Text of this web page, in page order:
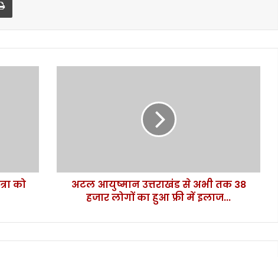
को
त्त
से
अटल आयुष्मान उत्तराखंड से अभी तक 38
हजार लोगों का हुआ फ्री में इलाज...